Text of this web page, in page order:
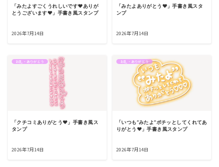
「みたよすごくうれしいです♥ありが
とうございます♥」手書き風スタンプ
2026年7月14日
「みたよありがとう♥」手書き風スタ
ンプ
2026年7月14日
お礼・ありがとう
「クチコミありがとう♥」手書き風ス
タンプ
2026年7月14日
お礼・ありがとう
「いつも”みたよ”ポチッとしてくれてあ
りがとう♥」手書き風スタンプ
2026年7月14日